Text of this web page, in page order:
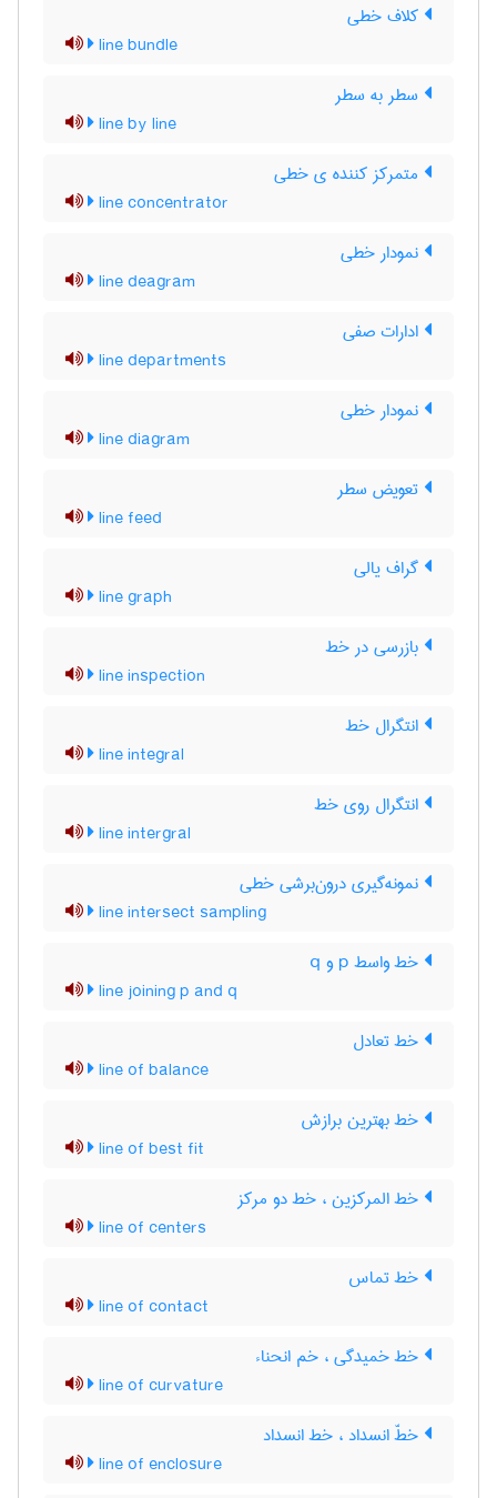
کلاف خطی
line bundle
سطر به سطر
line by line
متمرکز کننده ی خطی
line concentrator
نمودار خطی
line deagram
ادارات صفی
line departments
نمودار خطی
line diagram
تعویض سطر
line feed
گراف یالی
line graph
بازرسی در خط
line inspection
انتگرال خط
line integral
انتگرال روی خط
line intergral
نمونه‌گیری درون‌برشی خطی
line intersect sampling
خط واسط p و q
line joining p and q
خط تعادل
line of balance
خط بهترین برازش
line of best fit
خط المرکزین ، خط دو مرکز
line of centers
خط تماس
line of contact
خط خمیدگی ، خم انحناء
line of curvature
خطّ انسداد ، خط انسداد
line of enclosure